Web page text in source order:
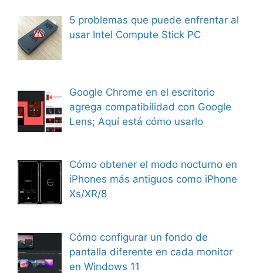
5 problemas que puede enfrentar al
usar Intel Compute Stick PC
Google Chrome en el escritorio
agrega compatibilidad con Google
Lens; Aquí está cómo usarlo
Cómo obtener el modo nocturno en
iPhones más antiguos como iPhone
Xs/XR/8
Cómo configurar un fondo de
pantalla diferente en cada monitor
en Windows 11